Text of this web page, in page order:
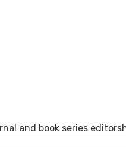
and book series